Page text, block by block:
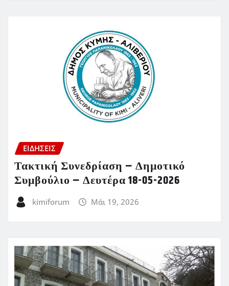
ΕΙΔΗΣΕΙΣ
Τακτική Συνεδρίαση – Δημοτικό
Συμβούλιο – Δευτέρα 18-05-2026
kimiforum Μάι 19, 2026